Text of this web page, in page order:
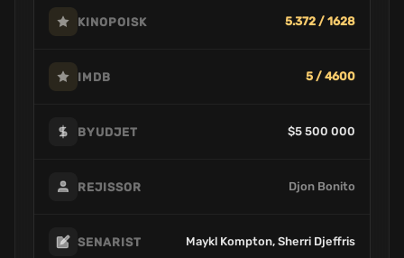
KINOPOISK 5.372 / 1628
IMDB 5 / 4600
BYUDJET $5 500 000
REJISSOR Djon Bonito
SENARIST Maykl Kompton, Sherri Djeffris